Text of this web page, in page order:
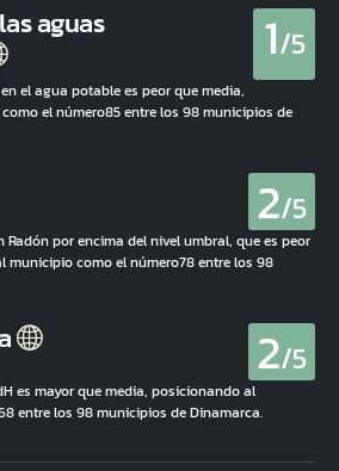
aguas 1/5
el agua potable es peor que media,
el número85 entre los 98 municipios de
2/5
Radón por encima del nivel umbral, que es peor
municipio como el número78 entre los 98
2/5
es mayor que media, posicionando al
entre los 98 municipios de Dinamarca.